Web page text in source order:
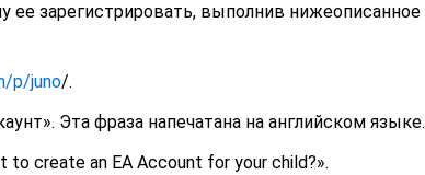
ее зарегистрировать, выполнив нижеописанное
p/juno/.
Эта фраза напечатана на английском языке.
create an EA Account for your child?».